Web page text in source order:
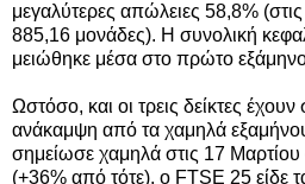
μεγαλύτερες απώλειες 58,8%
885,16 μονάδες). Η συνολική
μειώθηκε μέσα στο πρώτο
Ωστόσο, και οι τρεις δείκτες
ανάκαμψη από τα χαμηλά
σημείωσε χαμηλά στις 17
(+36% από τότε), ο FTSE 25 είδε